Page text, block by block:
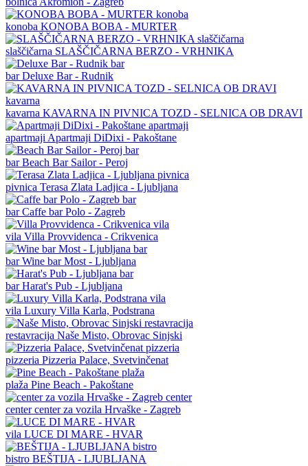
konoba KONOBA BOBA - MURTER
slaščičarna SLAŠČIČARNA BERZO - VRHNIKA
barDeluxe Bar - Rudnik
kavarna KAVARNA IN PIVNICA TOZD - SELNICA OB DRAVI
apartmaji Apartmaji DiDixi - Pakoštane
barBeach Bar Sailor - Peroj
pivnica Terasa Zlata Ladjica - Ljubljana
barCaffe bar Polo - Zagreb
vila Villa Provvidenca - Crikvenica
barWine bar Most - Ljubljana
barHarat's Pub - Ljubljana
vila Luxury Villa Karla, Podstrana
restavracija Naše Misto, Obrovac Sinjski
pizzeria Pizzeria Palace, Svetvinčenat
plaža Pine Beach - Pakoštane
centercenter za vozila Hrvaške - Zagreb
vila LUCE DI MARE - HVAR
bistro BEŠTIJA - LJUBLJANA